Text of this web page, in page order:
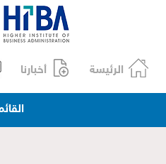
الرئيسة أخبارنا